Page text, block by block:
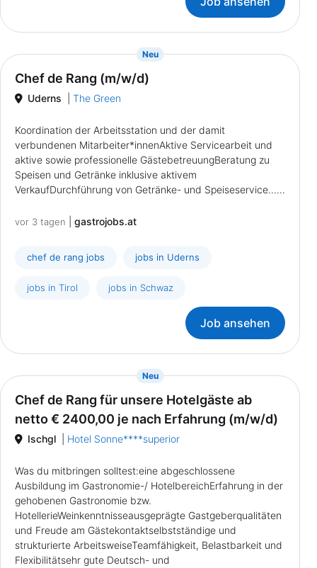
Neu{prompt.job}
Chef de Rang (m/w/d)
Uderns The Green
Koordination der Arbeitsstation und der damit
verbundenen Mitarbeiter*innenAktive Servicearbeit und
aktive sowie professionelle GästebetreuungBeratung zu
Speisen und Getränke inklusive aktivem
VerkaufDurchführung von Getränke- und Speiseservice......
vor 3 tagen gastrojobs.at
chef de rang jobs jobs in Uderns
jobs in Tirol jobs in Schwaz
Job ansehen
Neu{prompt.job}
Chef de Rang für unsere Hotelgäste ab
netto € 2400,00 je nach Erfahrung (m/w/d)
Ischgl Hotel Sonne****superior
Was du mitbringen solltest:eine abgeschlossene
Ausbildung im Gastronomie-/ HotelbereichErfahrung in der
gehobenen Gastronomie bzw.
HotellerieWeinkenntnisseausgeprägte Gastgeberqualitäten
und Freude am Gästekontaktselbstständige und
strukturierte ArbeitsweiseTeamfähigkeit, Belastbarkeit und
Flexibilitätsehr gute Deutsch- und